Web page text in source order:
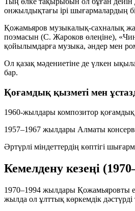
онжылдықтағы ірі шығармалардың
Қожамьяров музыкалық-сахналық
поэмасын (С. Жароков өлеңіне),
қойылымдарға музыка, әндер мен
Ол қазақ мәдениетіне де үлкен
бар.
Қоғамдық қызметі мен
1960-жылдары композитор
1957–1967 жылдары Алматы
Әртүрлі міндеттердің көптігі
Кемелдену кезеңі
1970–1994 жылдары Қожамьяровты
жылда ол ұлттық көркемдік